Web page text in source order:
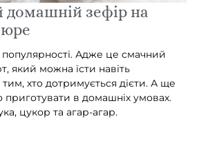
зефір на
популярності. Адже це смачний
який можна їсти навіть
хто дотримується дієти. А ще
приготувати в домашніх умовах.
цукор та агар-агар.